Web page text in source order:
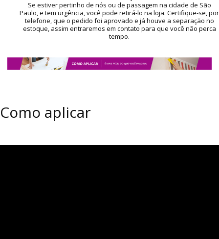
Se estiver pertinho de nós ou de passagem na cidade de São
Paulo, e tem urgência, você pode retirá-lo na loja. Certifique-se, por
telefone, que o pedido foi aprovado e já houve a separação no
estoque, assim entraremos em contato para que você não perca
tempo.
Como aplicar